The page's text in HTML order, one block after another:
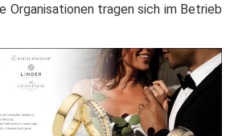
Organisationen tragen sich im Betrieb